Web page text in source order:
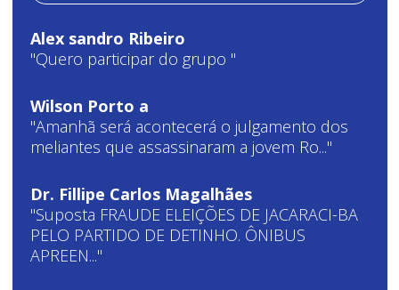
Alex sandro Ribeiro
"Quero participar do grupo "
Wilson Porto a
"Amanhã será acontecerá o julgamento dos
meliantes que assassinaram a jovem Ro..."
Dr. Fillipe Carlos Magalhães
"Suposta FRAUDE ELEIÇÕES DE JACARACI-BA
PELO PARTIDO DE DETINHO. ÔNIBUS
APREEN..."